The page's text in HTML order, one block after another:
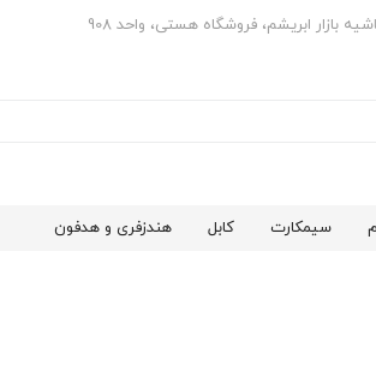
سیمکارت کابل هندزفری و هدفون